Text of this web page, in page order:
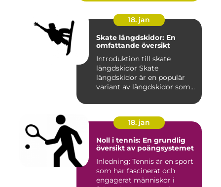
18. jan
Skate längdskidor: En
omfattande översikt
Introduktion till skate
längdskidor Skate
längdskidor är en populär
variant av längdskidor som
18. jan
Noll i tennis: En grundlig
översikt av poängsystemet
Inledning: Tennis är en sport
som har fascinerat och
engagerat människor i